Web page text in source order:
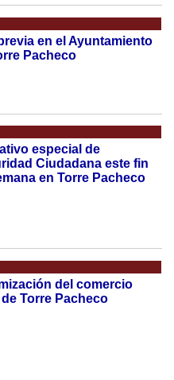
en el Ayuntamiento
Pacheco
especial de
Ciudadana este fin
en Torre Pacheco
del comercio
de Torre Pacheco